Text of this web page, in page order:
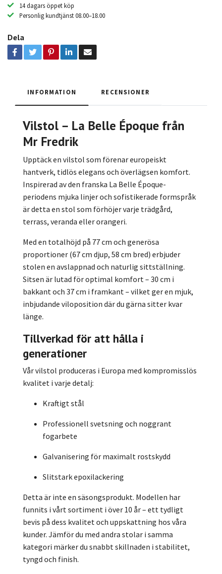
14 dagars öppet köp
Personlig kundtjänst 08.00–18.00
Dela
INFORMATION RECENSIONER
Vilstol – La Belle Époque från
Mr Fredrik
Upptäck en vilstol som förenar europeiskt
hantverk, tidlös elegans och överlägsen komfort.
Inspirerad av den franska La Belle Époque-
periodens mjuka linjer och sofistikerade formspråk
är detta en stol som förhöjer varje trädgård,
terrass, veranda eller orangeri.
Med en totalhöjd på 77 cm och generösa
proportioner (67 cm djup, 58 cm bred) erbjuder
stolen en avslappnad och naturlig sittställning.
Sitsen är lutad för optimal komfort – 30 cm i
bakkant och 37 cm i framkant – vilket ger en mjuk,
inbjudande viloposition där du gärna sitter kvar
länge.
Tillverkad för att hålla i
generationer
Vår vilstol produceras i Europa med kompromisslös
kvalitet i varje detalj:
Kraftigt stål
Professionell svetsning och noggrant
fogarbete
Galvanisering för maximalt rostskydd
Slitstark epoxilackering
Detta är inte en säsongsprodukt. Modellen har
funnits i vårt sortiment i över 10 år – ett tydligt
bevis på dess kvalitet och uppskattning hos våra
kunder. Jämför du med andra stolar i samma
kategori märker du snabbt skillnaden i stabilitet,
tyngd och finish.